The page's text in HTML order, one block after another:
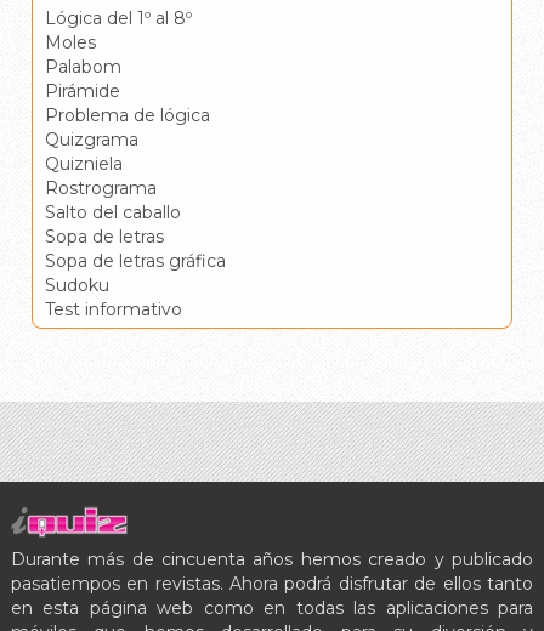
Lógica del 1º al 8º
Moles
Palabom
Pirámide
Problema de lógica
Quizgrama
Quizniela
Rostrograma
Salto del caballo
Sopa de letras
Sopa de letras gráfica
Sudoku
Test informativo
Durante más de cincuenta años hemos creado y publicado
pasatiempos en revistas. Ahora podrá disfrutar de ellos tanto
en esta página web como en todas las aplicaciones para